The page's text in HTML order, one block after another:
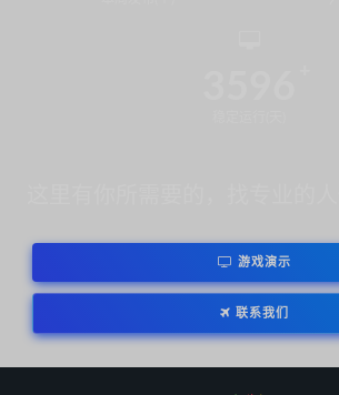
这里有你所需要的，找专业的
游戏演示
联系我们